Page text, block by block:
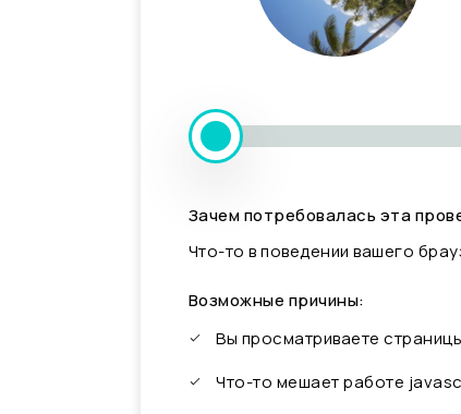
Зачем потребовалась эта
Что-то в поведении вашего
Возможные причины:
Вы просматриваете
Что-то мешает работе